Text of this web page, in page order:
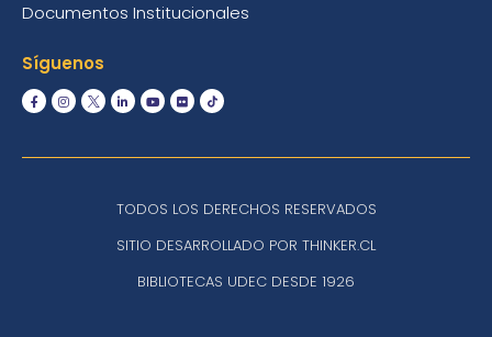
Documentos Institucionales
Síguenos
TODOS LOS DERECHOS RESERVADOS
SITIO DESARROLLADO POR THINKER.CL
BIBLIOTECAS UDEC DESDE 1926